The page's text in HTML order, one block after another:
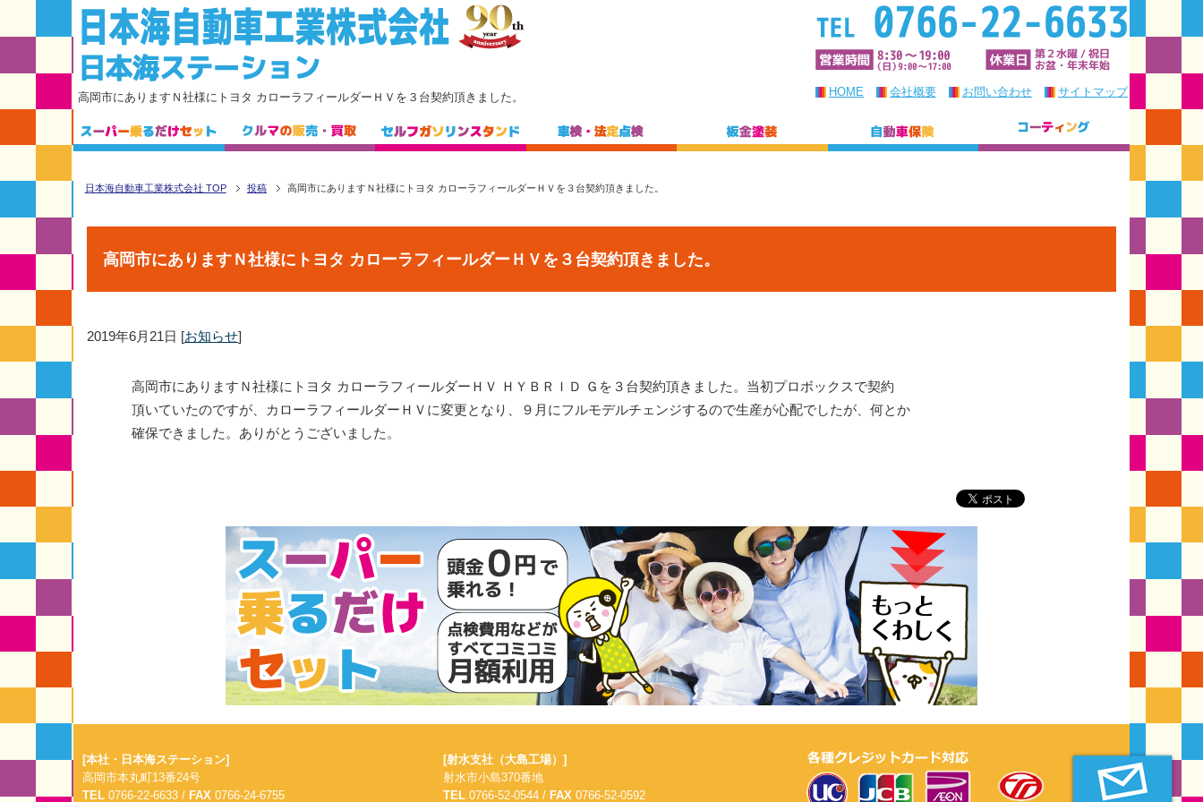
高岡市にありますＮ社様にトヨタ カローラフィールダーＨＶを３台契約頂きました。 HOME 会社概要 お問い合わせ サイトマップ
日本海自動車工業株式会社 TOP 投稿 高岡市にありますＮ社様にトヨタ カローラフィールダーＨＶを３台契約頂きました。
高岡市にありますＮ社様にトヨタ カローラフィールダーＨＶを３台契約頂きました。
2019年6月21日 [お知らせ]
高岡市にありますＮ社様にトヨタ カローラフィールダーＨＶ ＨＹＢＲＩＤ Ｇを３台契約頂きました。当初プロボックスで契約
頂いていたのですが、カローラフィールダーＨＶに変更となり、９月にフルモデルチェンジするので生産が心配でしたが、何とか
確保できました。ありがとうございました。
[本社・日本海ステーション]
高岡市本丸町13番24号
TEL 0766-22-6633 / FAX 0766-24-6755
[射水支社（大島工場）]
射水市小島370番地
TEL 0766-52-0544 / FAX 0766-52-0592